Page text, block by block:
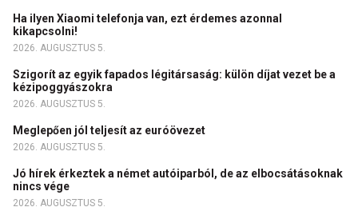
Ha ilyen Xiaomi telefonja van, ezt érdemes azonnal
kikapcsolni!
2026. AUGUSZTUS 5.
Szigorít az egyik fapados légitársaság: külön díjat vezet be a
kézipoggyászokra
2026. AUGUSZTUS 5.
Meglepően jól teljesít az euróövezet
2026. AUGUSZTUS 5.
Jó hírek érkeztek a német autóiparból, de az elbocsátásoknak
nincs vége
2026. AUGUSZTUS 5.